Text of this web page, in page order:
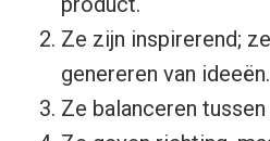
Ze zijn inspirerend;
genereren van ideeën.
Ze balanceren tussen